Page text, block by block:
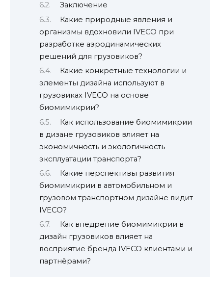
Заключение
Какие природные явления и
организмы вдохновили IVECO при
разработке аэродинамических
решений для грузовиков?
Какие конкретные технологии и
элементы дизайна используют в
грузовиках IVECO на основе
биомимикрии?
Как использование биомимикрии
в дизанe грузовиков влияет на
экономичность и экологичность
эксплуатации транспорта?
Какие перспективы развития
биомимикрии в автомобильном и
грузовом транспортном дизайне видит
IVECO?
Как внедрение биомимикрии в
дизайн грузовиков влияет на
восприятие бренда IVECO клиентами и
партнёрами?